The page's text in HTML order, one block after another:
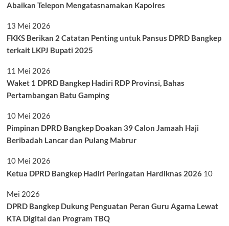
Abaikan Telepon Mengatasnamakan Kapolres
13 Mei 2026
FKKS Berikan 2 Catatan Penting untuk Pansus DPRD Bangkep
terkait LKPJ Bupati 2025
11 Mei 2026
Waket 1 DPRD Bangkep Hadiri RDP Provinsi, Bahas
Pertambangan Batu Gamping
10 Mei 2026
Pimpinan DPRD Bangkep Doakan 39 Calon Jamaah Haji
Beribadah Lancar dan Pulang Mabrur
10 Mei 2026
Ketua DPRD Bangkep Hadiri Peringatan Hardiknas 2026 10
Mei 2026
DPRD Bangkep Dukung Penguatan Peran Guru Agama Lewat
KTA Digital dan Program TBQ